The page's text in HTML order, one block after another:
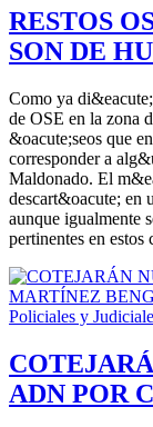
RESTOS
SON DE
Como ya
de OSE en la zona
&oacute;seos que
corresponder a
Maldonado. El
descart&oacute; en
aunque igualmente
pertinentes en
Policiales y
ADN POR